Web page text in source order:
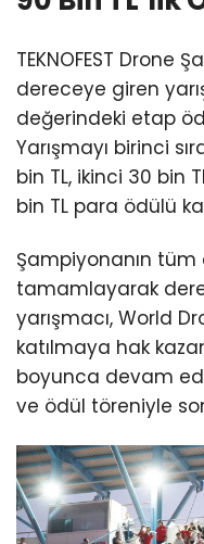
TEKNOFEST Drone
dereceye giren
değerindeki etap
Yarışmayı birinci
bin TL, ikinci 30 bin
bin TL para ödülü
Şampiyonanın tüm
tamamlayarak
yarışmacı, World
katılmaya hak
boyunca devam
ve ödül töreniyle